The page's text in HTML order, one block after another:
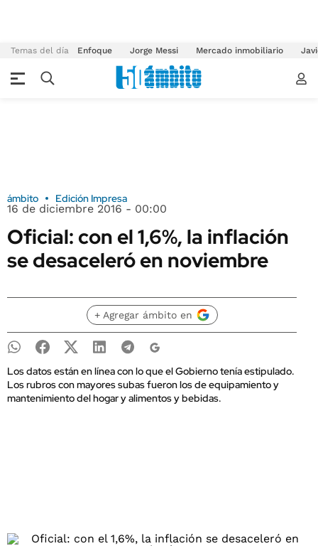
Temas del día Enfoque Jorge Messi Mercado inmobiliario
ámbito Edición Impresa
16 de diciembre 2016 - 00:00
Oficial: con el 1,6%, la inflación
se desaceleró en noviembre
+ Agregar ámbito en
Los datos están en línea con lo que el Gobierno tenía estipulado.
Los rubros con mayores subas fueron los de equipamiento y
mantenimiento del hogar y alimentos y bebidas.